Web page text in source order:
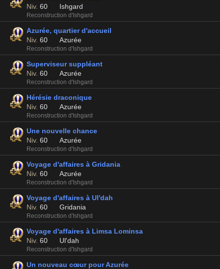
Niv. 60 Ishgard
Reconstruction d'Ishgard
Azurée, quartier d'accueil
Niv. 60 Azurée
Reconstruction d'Ishgard
Superviseur suppléant
Niv. 60 Azurée
Reconstruction d'Ishgard
Hérésie draconique
Niv. 60 Azurée
Reconstruction d'Ishgard
Une nouvelle chance
Niv. 60 Azurée
Reconstruction d'Ishgard
Voyage d'affaires à Gridania
Niv. 60 Azurée
Reconstruction d'Ishgard
Voyage d'affaires à Ul'dah
Niv. 60 Gridania
Reconstruction d'Ishgard
Voyage d'affaires à Limsa Lominsa
Niv. 60 Ul'dah
Reconstruction d'Ishgard
Un nouveau cœur pour Azurée